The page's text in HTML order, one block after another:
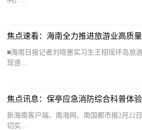
■海南日报记者刘晓惠实习生王栩瑶环岛旅
现道...
焦点讯息：保亭应急消防综合科普体
新海南客户端、南海网、南国都市报2月22
切实...